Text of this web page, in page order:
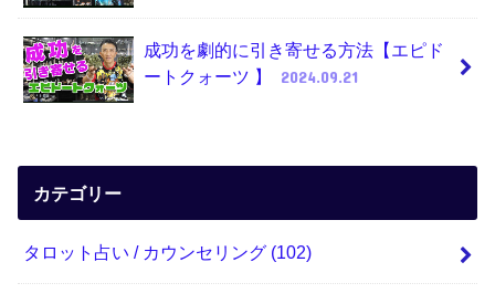
成功を劇的に引き寄せる方法【エピド
ートクォーツ 】
2024.09.21
カテゴリー
タロット占い / カウンセリング (102)